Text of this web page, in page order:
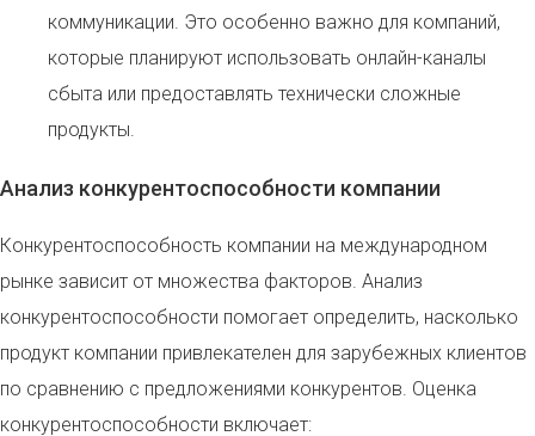
коммуникации. Это особенно важно для компаний,
которые планируют использовать онлайн-каналы
сбыта или предоставлять технически сложные
продукты.
Анализ конкурентоспособности компании
Конкурентоспособность компании на международном
рынке зависит от множества факторов. Анализ
конкурентоспособности помогает определить, насколько
продукт компании привлекателен для зарубежных клиентов
по сравнению с предложениями конкурентов. Оценка
конкурентоспособности включает: